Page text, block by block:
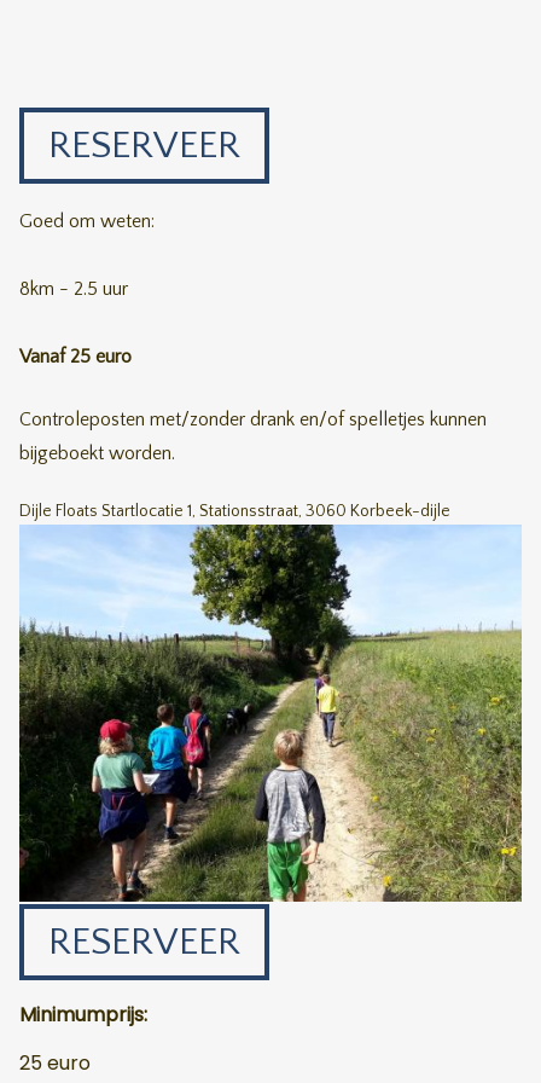
RESERVEER
Goed om weten:
8km - 2.5 uur
Vanaf 25 euro
Controleposten met/zonder drank en/of spelletjes kunnen
bijgeboekt worden.
Dijle Floats Startlocatie 1, Stationsstraat, 3060 Korbeek-dijle
RESERVEER
Minimumprijs:
25 euro